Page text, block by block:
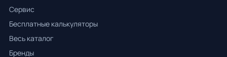
Сервис
Бесплатные калькуляторы
Весь каталог
Бренды